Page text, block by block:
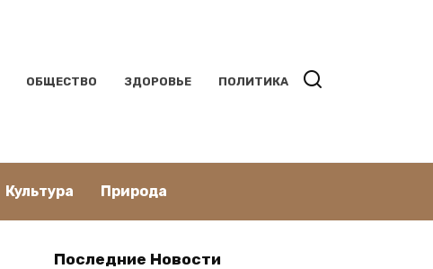
ОБЩЕСТВО ЗДОРОВЬЕ ПОЛИТИКА
Культура Природа
Последние Новости